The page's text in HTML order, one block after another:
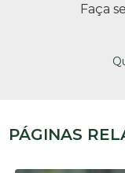
Faça
PÁGINAS